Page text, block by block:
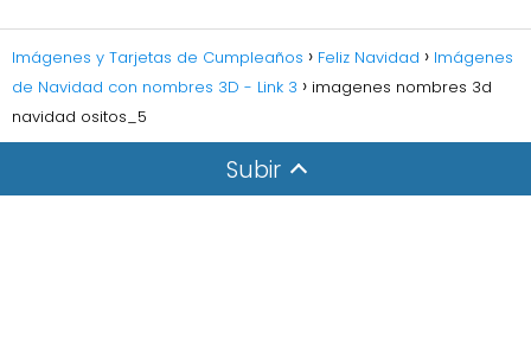
Imágenes y Tarjetas de Cumpleaños Feliz Navidad
Imágenes
de Navidad con nombres 3D - Link 3
imagenes nombres 3d
navidad ositos_5
Subir